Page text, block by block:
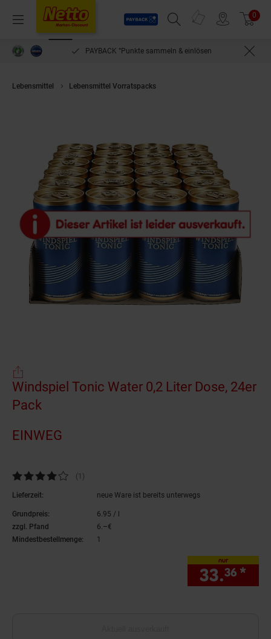
Menü
Payback
Suchfeld einblenden
Prospekte 0
PAYBACK °Punkte sammeln & einlösen
Lebensmittel Lebensmittel Vorratspacks
Einwegartikel
Windspiel Tonic Water 0,2 Liter Dose, 24er
Pack
EINWEG
Kundenbewertung: 4 von 5 Sternen
(1 Kundenbewertungen
)
Lieferzeit: neue Ware ist bereits unterwegs
Grundpreis: 6.95 / l
zzgl. Pfand
6.–€
Mindestbestellmenge:
1
nur
33.36 *